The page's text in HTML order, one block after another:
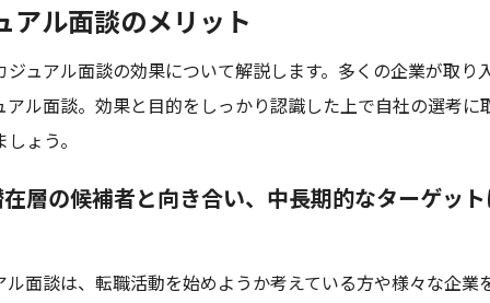
アル面談のメリット
ジュアル面談の効果について解説します。多くの企業が取り
アル面談。効果と目的をしっかり認識した上で自社の選考に
ょう。
層の候補者と向き合い、中長期的なターゲッ
ル面談は、転職活動を始めようか考えている方や様々な企業